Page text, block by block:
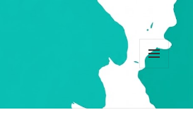
MENU
WIDGETS